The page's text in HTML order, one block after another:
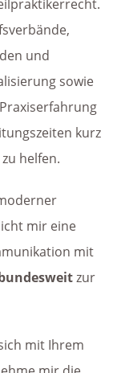
und
sowie
kurz
helfen.
mir eine
mit
zur
mit Ihrem